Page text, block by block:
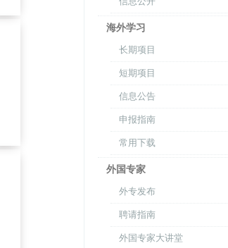
海外学习
长期项目
短期项目
信息公告
申报指南
常用下载
外国专家
外专发布
聘请指南
外国专家大讲堂